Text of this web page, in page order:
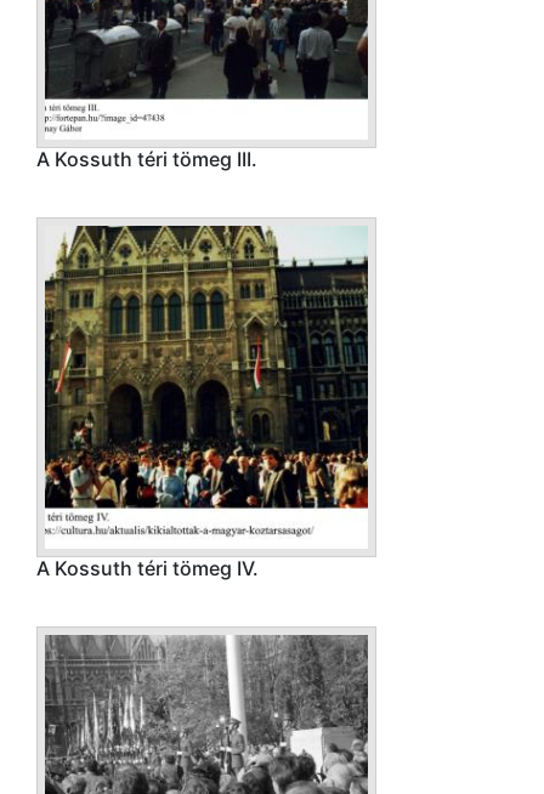
A Kossuth téri tömeg III.
A Kossuth téri tömeg IV.